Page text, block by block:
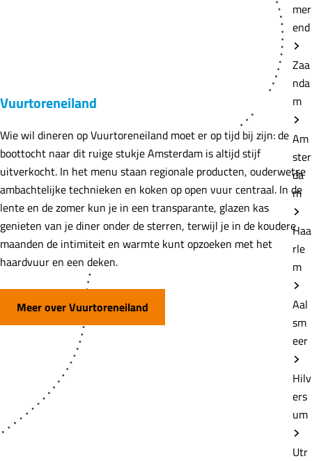
mer
end
Zaa
nda
m
Am
ster
da
m
Haa
rle
m
Aal
sm
eer
Hilv
ers
um
Utr
Vuurtoreneiland
Wie wil dineren op Vuurtoreneiland moet er op tijd bij zijn: de
boottocht naar dit ruige stukje Amsterdam is altijd stijf
uitverkocht. In het menu staan regionale producten, ouderwetse
ambachtelijke technieken en koken op open vuur centraal. In de
lente en de zomer kun je in een transparante, glazen kas
genieten van je diner onder de sterren, terwijl je in de koudere
maanden de intimiteit en warmte kunt opzoeken met het
haardvuur en een deken.
Meer over Vuurtoreneiland